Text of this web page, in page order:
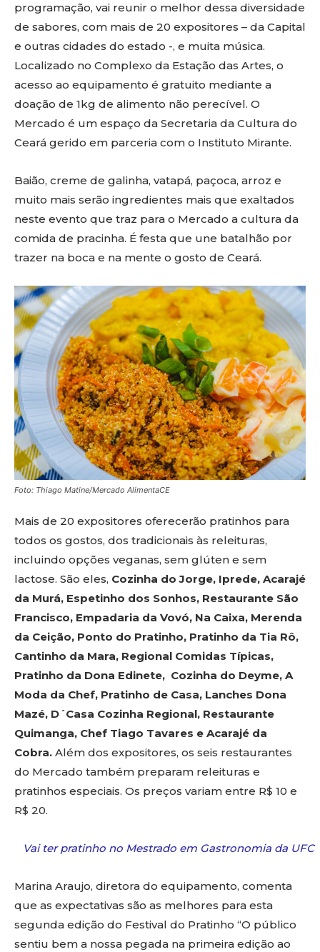
programação, vai reunir o melhor dessa diversidade
de sabores, com mais de 20 expositores – da Capital
e outras cidades do estado -, e muita música.
Localizado no Complexo da Estação das Artes, o
acesso ao equipamento é gratuito mediante a
doação de 1kg de alimento não perecível. O
Mercado é um espaço da Secretaria da Cultura do
Ceará gerido em parceria com o Instituto Mirante.
Baião, creme de galinha, vatapá, paçoca, arroz e
muito mais serão ingredientes mais que exaltados
neste evento que traz para o Mercado a cultura da
comida de pracinha. É festa que une batalhão por
trazer na boca e na mente o gosto de Ceará.
Foto: Thiago Matine/Mercado AlimentaCE
Mais de 20 expositores oferecerão pratinhos para
todos os gostos, dos tradicionais às releituras,
incluindo opções veganas, sem glúten e sem
lactose. São eles, Cozinha do Jorge, Iprede, Acarajé
da Murá, Espetinho dos Sonhos, Restaurante São
Francisco, Empadaria da Vovó, Na Caixa, Merenda
da Ceição, Ponto do Pratinho, Pratinho da Tia Rô,
Cantinho da Mara, Regional Comidas Típicas,
Pratinho da Dona Edinete, Cozinha do Deyme, A
Moda da Chef, Pratinho de Casa, Lanches Dona
Mazé, D´Casa Cozinha Regional, Restaurante
Quimanga, Chef Tiago Tavares e Acarajé da
Cobra. Além dos expositores, os seis restaurantes
do Mercado também preparam releituras e
pratinhos especiais. Os preços variam entre R$ 10 e
R$ 20.
Vai ter pratinho no Mestrado em Gastronomia da UFC
Marina Araujo, diretora do equipamento, comenta
que as expectativas são as melhores para esta
segunda edição do Festival do Pratinho “O público
sentiu bem a nossa pegada na primeira edição ao